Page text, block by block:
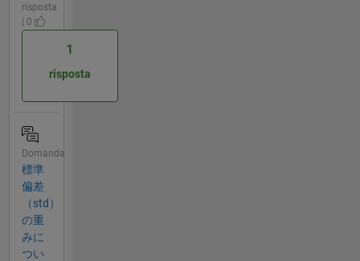
risposta
| 0
1
risposta
Domanda
標準
偏差
（std）
の重
みに
つい